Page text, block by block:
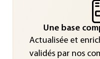
Une base
Actualisée et
validés par nos